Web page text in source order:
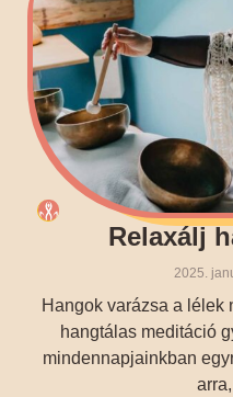
Relaxálj
2025.
Hangok varázsa a lélek
hangtálas meditáció
mindennapjainkban